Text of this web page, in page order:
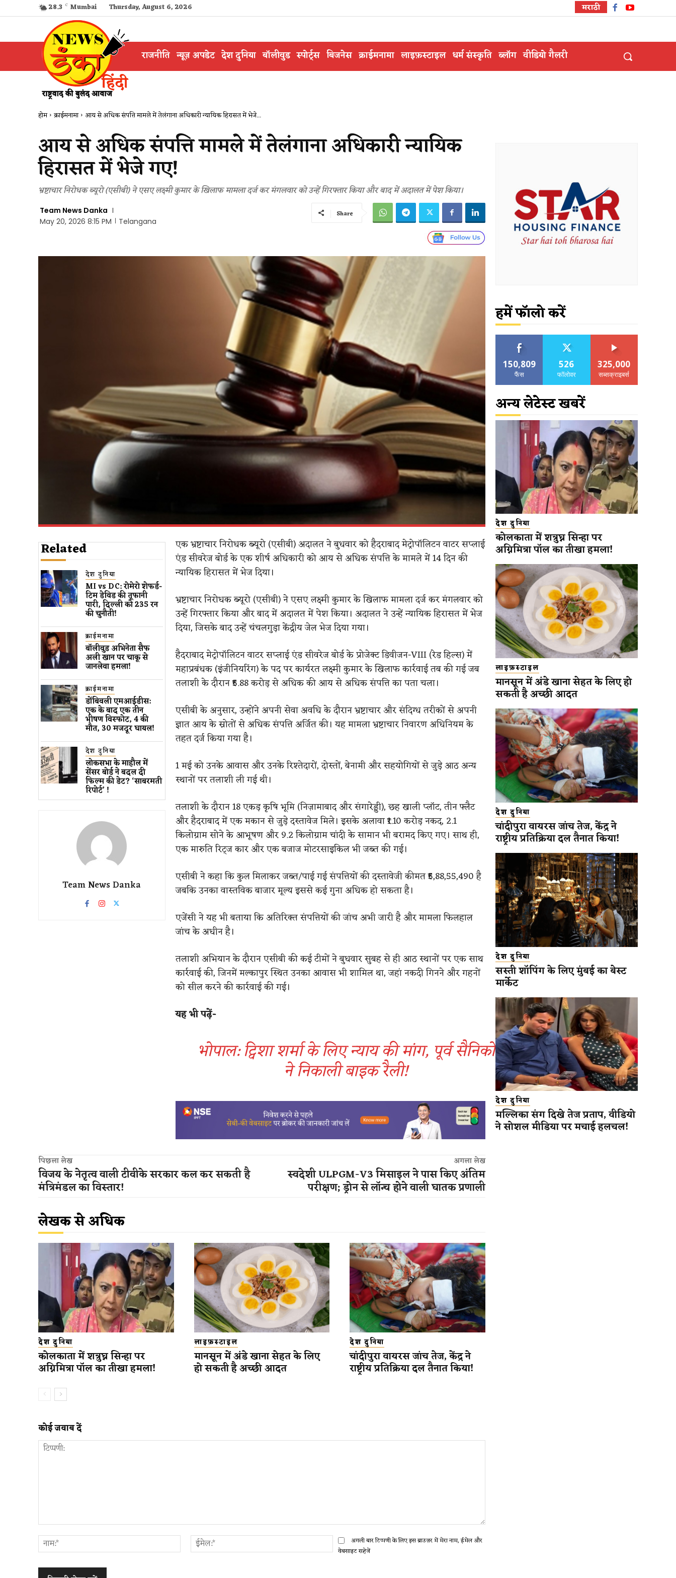
28.3 C Mumbai Thursday, August 6, 2026 मराठी
राजनीति न्यूज़ अपडेट देश दुनिया बॉलीवुड स्पोर्ट्स बिजनेस क्राईमनामा लाइफ़स्टाइल धर्म संस्कृति ब्लॉग वीडियो गैलरी
होम क्राईमनामा आय से अधिक संपत्ति मामले में तेलंगाना अधिकारी न्यायिक हिरासत में भेजे...
आय से अधिक संपत्ति मामले में तेलंगाना अधिकारी न्यायिक
हिरासत में भेजे गए!
भ्रष्टाचार निरोधक ब्यूरो (एसीबी) ने एसए लक्ष्मी कुमार के खिलाफ मामला दर्ज कर मंगलवार को उन्हें गिरफ्तार किया और बाद में अदालत में पेश किया।
Team News Danka
May 20, 2026 8:15 PM
Telangana
Share
Related
देश दुनिया
MI vs DC: रोमेरो शेफर्ड-
टिम डेविड की तूफानी
पारी, दिल्ली को 235 रन
की चुनौती!
क्राईमनामा
बॉलीवुड​ अभिनेता सैफ
अली खान पर चाकू से ​
जानलेवा हमला​!
क्राईमनामा
डोंबिवली एमआईडीस:
एक के बाद एक तीन
भीषण विस्फोट, 4 की
मौत, 30 मजदूर घायल!
देश दुनिया
लोकसभा के माहौल में
सेंसर बोर्ड ने बदल दी
फिल्म की डेट? ‘साबरमती
रिपोर्ट’ !
Team News Danka
एक भ्रष्टाचार निरोधक ब्यूरो (एसीबी) अदालत ने बुधवार को हैदराबाद मेट्रोपॉलिटन वाटर सप्लाई
एंड सीवरेज बोर्ड के एक शीर्ष अधिकारी को आय से अधिक संपत्ति के मामले में 14 दिन की
न्यायिक हिरासत में भेज दिया।
भ्रष्टाचार निरोधक ब्यूरो (एसीबी) ने एसए लक्ष्मी कुमार के खिलाफ मामला दर्ज कर मंगलवार को
उन्हें गिरफ्तार किया और बाद में अदालत में पेश किया। अदालत ने उन्हें न्यायिक हिरासत में भेज
दिया, जिसके बाद उन्हें चंचलगुड़ा केंद्रीय जेल भेज दिया गया।
हैदराबाद मेट्रोपॉलिटन वाटर सप्लाई एंड सीवरेज बोर्ड के प्रोजेक्ट डिवीजन-VIII (रेड हिल्स) में
महाप्रबंधक (इंजीनियरिंग) के पद पर कार्यरत लक्ष्मी कुमार के खिलाफ कार्रवाई तब की गई जब
तलाशी के दौरान ₹5.88 करोड़ से अधिक की आय से अधिक संपत्ति का पता चला।
एसीबी के अनुसार, उन्होंने अपनी सेवा अवधि के दौरान भ्रष्टाचार और संदिग्ध तरीकों से अपनी
ज्ञात आय के स्रोतों से अधिक संपत्ति अर्जित की। यह मामला भ्रष्टाचार निवारण अधिनियम के
तहत दर्ज किया गया है।
1 मई को उनके आवास और उनके रिश्तेदारों, दोस्तों, बेनामी और सहयोगियों से जुड़े आठ अन्य
स्थानों पर तलाशी ली गई थी।
तलाशी के दौरान 18 एकड़ कृषि भूमि (निज़ामाबाद और संगारेड्डी), छह खाली प्लॉट, तीन फ्लैट
और हैदराबाद में एक मकान से जुड़े दस्तावेज मिले। इसके अलावा ₹1.10 करोड़ नकद, 2.1
किलोग्राम सोने के आभूषण और 9.2 किलोग्राम चांदी के सामान भी बरामद किए गए। साथ ही,
एक मारुति रिट्ज कार और एक बजाज मोटरसाइकिल भी जब्त की गई।
एसीबी ने कहा कि कुल मिलाकर जब्त/पाई गई संपत्तियों की दस्तावेजी कीमत ₹5,88,55,490 है
जबकि उनका वास्तविक बाजार मूल्य इससे कई गुना अधिक हो सकता है।
एजेंसी ने यह भी बताया कि अतिरिक्त संपत्तियों की जांच अभी जारी है और मामला फिलहाल
जांच के अधीन है।
तलाशी अभियान के दौरान एसीबी की कई टीमों ने बुधवार सुबह से ही आठ स्थानों पर एक साथ
कार्रवाई की, जिनमें मल्कापुर स्थित उनका आवास भी शामिल था, जहां नकदी गिनने और गहनों
को सील करने की कार्रवाई की गई।
यह भी पढ़ें-
भोपाल: ट्विशा शर्मा के लिए न्याय की मांग, पूर्व सैनिकों
ने निकाली बाइक रैली!
पिछला लेख
विजय के नेतृत्व वाली टीवीके सरकार कल कर सकती है
मंत्रिमंडल का विस्तार!
अगला लेख
स्वदेशी ULPGM-V3 मिसाइल ने पास किए अंतिम
परीक्षण; ड्रोन से लॉन्च होने वाली घातक प्रणाली
लेखक से अधिक
देश दुनिया
कोलकाता में शत्रुघ्न सिन्हा पर
अग्निमित्रा पॉल का तीखा हमला!
लाइफ़स्टाइल
मानसून में अंडे खाना सेहत के लिए
हो सकती है अच्छी आदत
देश दुनिया
चांदीपुरा वायरस जांच तेज, केंद्र ने
राष्ट्रीय प्रतिक्रिया दल तैनात किया!
कोई जवाब दें
नाम:*
ईमेल:*अगली बार टिप्पणी के लिए इस ब्राउज़र में मेरा नाम, ईमेल और
वेबसाइट सहेजें
हमें फॉलो करें
150,809
फैंस
526
फॉलोवर
325,000
सब्सक्राइबर्स
अन्य लेटेस्ट खबरें
देश दुनिया
कोलकाता में शत्रुघ्न सिन्हा पर
अग्निमित्रा पॉल का तीखा हमला!
लाइफ़स्टाइल
मानसून में अंडे खाना सेहत के लिए हो
सकती है अच्छी आदत
देश दुनिया
चांदीपुरा वायरस जांच तेज, केंद्र ने
राष्ट्रीय प्रतिक्रिया दल तैनात किया!
देश दुनिया
सस्ती शॉपिंग के लिए मुंबई का बेस्ट
मार्केट
देश दुनिया
मल्लिका संग दिखे तेज प्रताप, वीडियो
ने सोशल मीडिया पर मचाई हलचल!